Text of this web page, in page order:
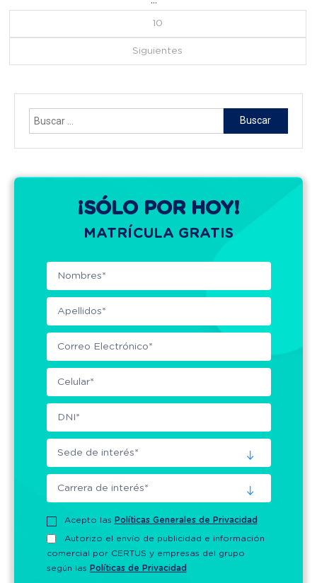
10
Siguientes
Buscar:
¡SÓLO POR HOY!
MATRÍCULA GRATIS
Acepto las Políticas Generales de Privacidad
Autorizo el envío de publicidad e información
comercial por CERTUS y empresas del grupo
según las Políticas de Privacidad